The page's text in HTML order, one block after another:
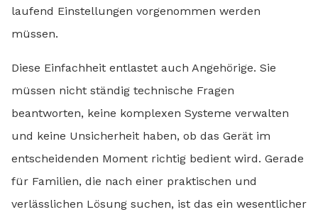
laufend Einstellungen vorgenommen werden
müssen.
Diese Einfachheit entlastet auch Angehörige. Sie
müssen nicht ständig technische Fragen
beantworten, keine komplexen Systeme verwalten
und keine Unsicherheit haben, ob das Gerät im
entscheidenden Moment richtig bedient wird. Gerade
für Familien, die nach einer praktischen und
verlässlichen Lösung suchen, ist das ein wesentlicher